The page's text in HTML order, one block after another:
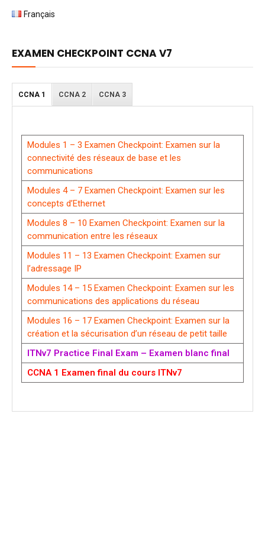
Français
EXAMEN CHECKPOINT CCNA V7
CCNA 1 CCNA 2 CCNA 3
Modules 1 – 3 Examen Checkpoint: Examen sur la
connectivité des réseaux de base et les
communications
Modules 4 – 7 Examen Checkpoint: Examen sur les
concepts d’Ethernet
Modules 8 – 10 Examen Checkpoint: Examen sur la
communication entre les réseaux
Modules 11 – 13 Examen Checkpoint: Examen sur
l’adressage IP
Modules 14 – 15 Examen Checkpoint: Examen sur les
communications des applications du réseau
Modules 16 – 17 Examen Checkpoint: Examen sur la
création et la sécurisation d’un réseau de petit taille
ITNv7 Practice Final Exam – Examen blanc final
CCNA 1 Examen final du cours ITNv7